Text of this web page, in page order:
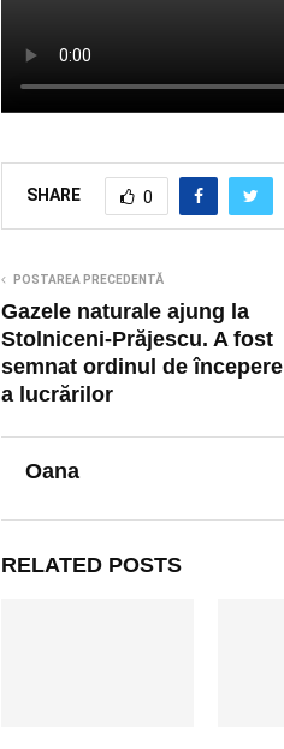
SHARE 0
POSTAREA PRECEDENTĂ
Gazele naturale ajung la
Stolniceni-Prăjescu. A fost
semnat ordinul de începere
a lucrărilor
Oana
RELATED POSTS